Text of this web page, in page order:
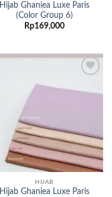
Hijab Ghaniea Luxe Paris
(Color Group 6)
Rp169,000
wishlist
HIJAB
Hijab Ghaniea Luxe Paris